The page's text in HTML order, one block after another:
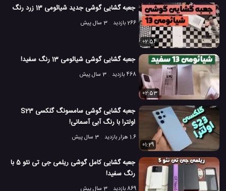
جعبه گشایی گوشی جدید شیائومی 13 زرد رنگ
266 بازدید 3 سال پیش
02:54
جعبه گشایی گوشی شیائومی 13 رنگ سفید!
468 بازدید 3 سال پیش
02:53
جعبه گشایی گوشی سامسونگ گلکسی S23
اولترا با رنگ آبی آسمانی!
1.6 هزار بازدید
3 سال پیش
01:29
جعبه گشایی کامل گوشی ریلمی جی تی نئو 5 با
رنگ سفید!
869 بازدید 3 سال پیش